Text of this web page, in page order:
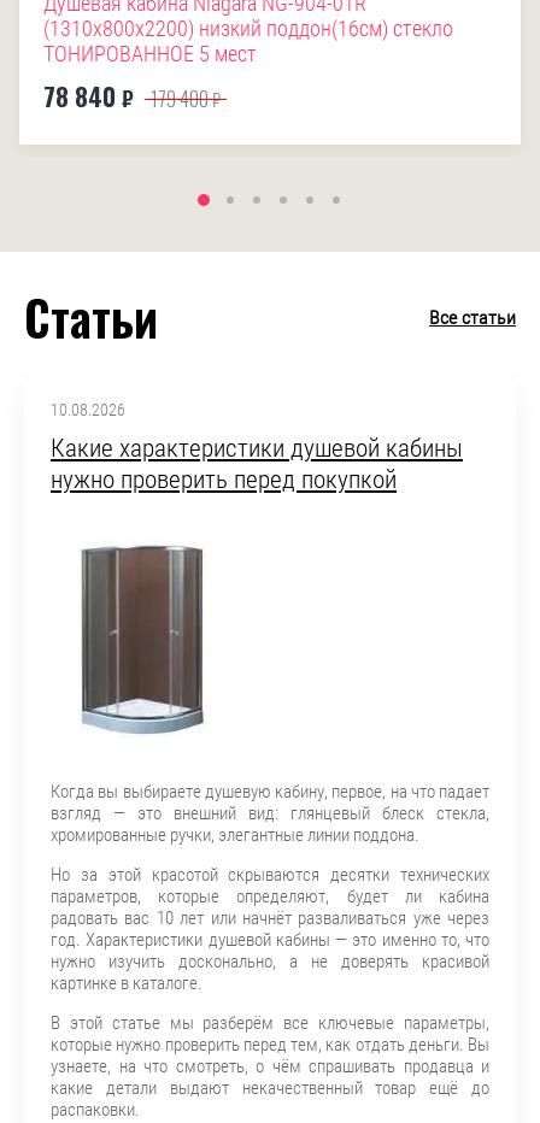
(1310х800х2200) низкий поддон(16см) стекло
ТОНИРОВАННОЕ 5 мест
78 840 ₽ 179 400₽
Статьи Все статьи
10.08.2026
Какие характеристики душевой кабины
нужно проверить перед покупкой
Когда вы выбираете душевую кабину, первое, на что падает
взгляд — это внешний вид: глянцевый блеск стекла,
хромированные ручки, элегантные линии поддона.
Но за этой красотой скрываются десятки технических
параметров, которые определяют, будет ли кабина
радовать вас 10 лет или начнёт разваливаться уже через
год. Характеристики душевой кабины — это именно то, что
нужно изучить досконально, а не доверять красивой
картинке в каталоге.
В этой статье мы разберём все ключевые параметры,
которые нужно проверить перед тем, как отдать деньги. Вы
узнаете, на что смотреть, о чём спрашивать продавца и
какие детали выдают некачественный товар ещё до
распаковки.